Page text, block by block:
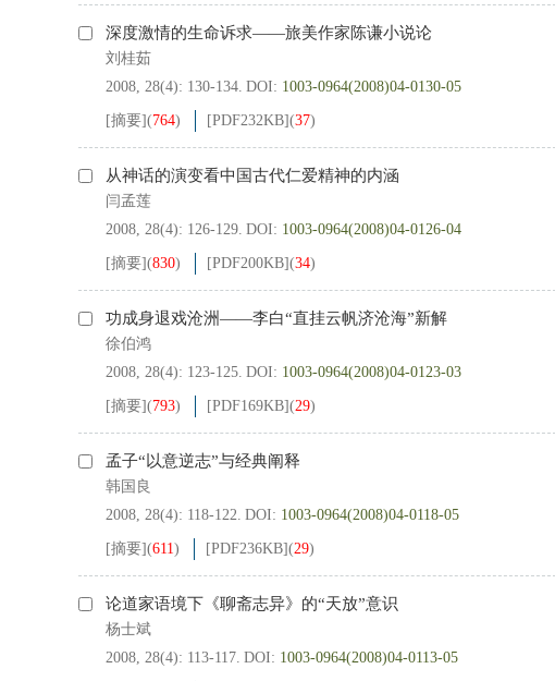
深度激情的生命诉求——旅美作家陈谦小说论
刘桂茹
2008, 28(4): 130-134. DOI: 1003-0964(2008)04-0130-05
[摘要](764) [PDF232KB](37)
从神话的演变看中国古代仁爱精神的内涵
闫孟莲
2008, 28(4): 126-129. DOI: 1003-0964(2008)04-0126-04
[摘要](830) [PDF200KB](34)
功成身退戏沧洲——李白“直挂云帆济沧海”新解
徐伯鸿
2008, 28(4): 123-125. DOI: 1003-0964(2008)04-0123-03
[摘要](793) [PDF169KB](29)
孟子“以意逆志”与经典阐释
韩国良
2008, 28(4): 118-122. DOI: 1003-0964(2008)04-0118-05
[摘要](611) [PDF236KB](29)
论道家语境下《聊斋志异》的“天放”意识
杨士斌
2008, 28(4): 113-117. DOI: 1003-0964(2008)04-0113-05